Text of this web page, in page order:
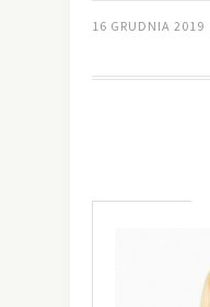
16 GRUDNIA 2019